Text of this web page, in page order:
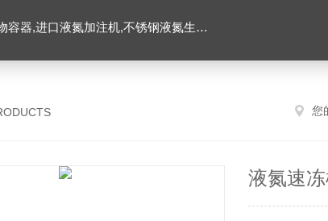
,进口液氮加注机,不锈钢液氮生物容器
您
液氮速